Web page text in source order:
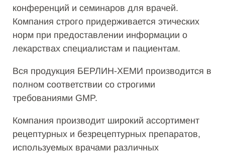
конференций и семинаров для врачей.
Компания строго придерживается этических
норм при предоставлении информации о
лекарствах специалистам и пациентам.
Вся продукция БЕРЛИН-ХЕМИ производится в
полном соответствии со строгими
требованиями GMP.
Компания производит широкий ассортимент
рецептурных и безрецептурных препаратов,
используемых врачами различных